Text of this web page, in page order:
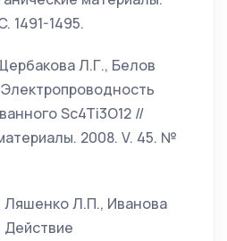
1491-1495.
Л.Г., Белов
Sc4Ti3O12 //
2008. V. 45. №
Ляшенко Л.П., Иванова